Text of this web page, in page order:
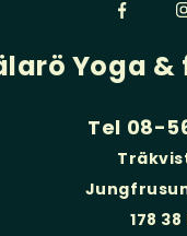
Yoga
Tel 08-
178